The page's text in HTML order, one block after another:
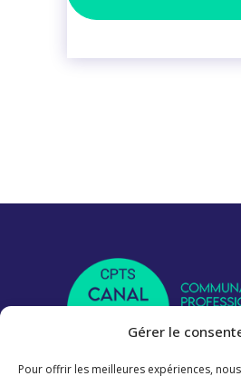
Gérer le
Pour offrir les meilleures expériences,